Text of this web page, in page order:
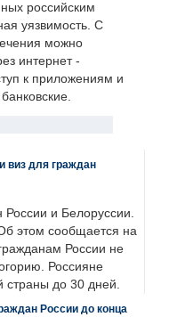
российским
уязвимость. С
можно
интернет -
к приложениям и
виз для граждан
России и Белоруссии.
этом сообщается на
России не
Россияне
страны до 30 дней.
России до конца